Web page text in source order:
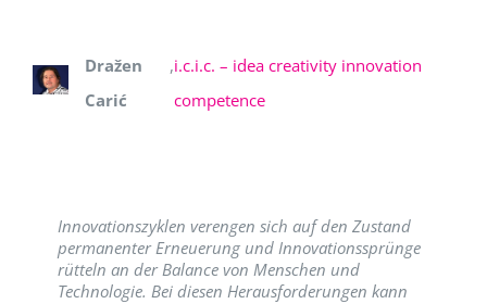
Dražen
Carić
,i.c.i.c. – idea creativity innovation
competence
Innovationszyklen verengen sich auf den Zustand
permanenter Erneuerung und Innovationssprünge
rütteln an der Balance von Menschen und
Technologie. Bei diesen Herausforderungen kann